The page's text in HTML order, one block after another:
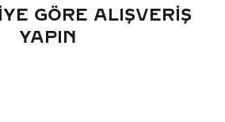
GÖRE ALIŞVERIŞ
YAPIN